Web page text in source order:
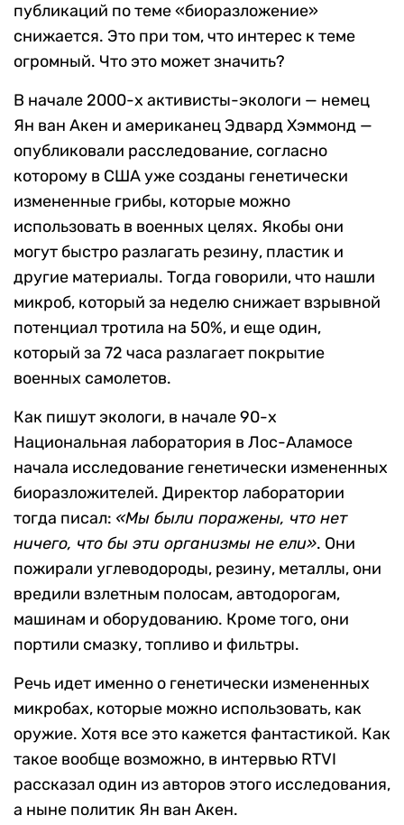
публикаций по теме «биоразложение»
снижается. Это при том, что интерес к теме
огромный. Что это может значить?
В начале 2000-х активисты-экологи — немец
Ян ван Акен и американец Эдвард Хэммонд —
опубликовали расследование, согласно
которому в США уже созданы генетически
измененные грибы, которые можно
использовать в военных целях. Якобы они
могут быстро разлагать резину, пластик и
другие материалы. Тогда говорили, что нашли
микроб, который за неделю снижает взрывной
потенциал тротила на 50%, и еще один,
который за 72 часа разлагает покрытие
военных самолетов.
Как пишут экологи, в начале 90-х
Национальная лаборатория в Лос-Аламосе
начала исследование генетически измененных
биоразложителей. Директор лаборатории
тогда писал: «Мы были поражены, что нет
ничего, что бы эти организмы не ели». Они
пожирали углеводороды, резину, металлы, они
вредили взлетным полосам, автодорогам,
машинам и оборудованию. Кроме того, они
портили смазку, топливо и фильтры.
Речь идет именно о генетически измененных
микробах, которые можно использовать, как
оружие. Хотя все это кажется фантастикой. Как
такое вообще возможно, в интервью RTVI
рассказал один из авторов этого исследования,
а ныне политик Ян ван Акен.